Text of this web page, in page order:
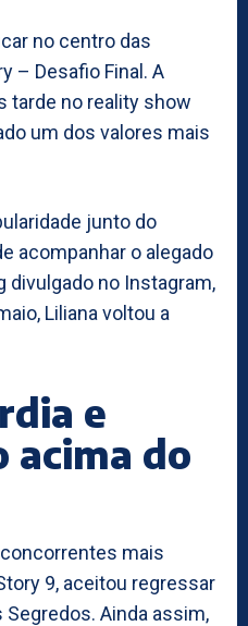
no centro das
– Desafio Final. A
tarde no reality show
um dos valores mais
junto do
acompanhar o alegado
divulgado no Instagram,
Liliana voltou a
e
acima do
concorrentes mais
9, aceitou regressar
Segredos. Ainda assim,